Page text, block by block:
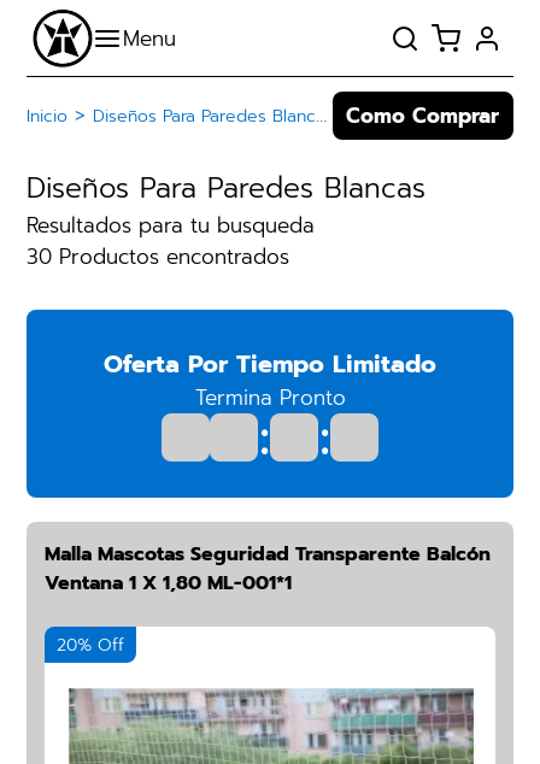
Inicio > Diseños Para Paredes Blancas Como Comprar
Diseños Para Paredes Blancas
Resultados para tu busqueda
30 Productos encontrados
Oferta Por Tiempo Limitado
Termina Pronto
: :
Malla Mascotas Seguridad Transparente Balcón
Ventana 1 X 1,80 ML-001*1
20% Off